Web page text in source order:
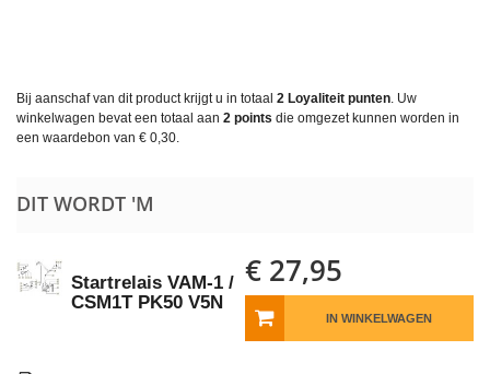
Bij aanschaf van dit product krijgt u in totaal 2 Loyaliteit punten. Uw
winkelwagen bevat een totaal aan 2 points die omgezet kunnen worden in
een waardebon van € 0,30.
DIT WORDT 'M
Startrelais VAM-1 /
CSM1T PK50 V5N
€ 27,95
IN WINKELWAGEN